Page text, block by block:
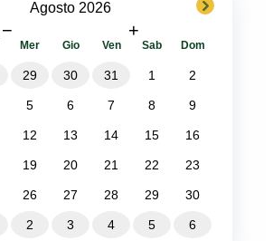
Agosto 2026
− +
next
Mer Gio Ven Sab Dom
29 30 31 1 2
5 6 7 8 9
12 13 14 15 16
19 20 21 22 23
26 27 28 29 30
2 3 4 5 6